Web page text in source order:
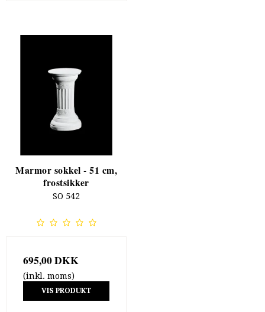
Marmor sokkel - 51 cm,
frostsikker
SO 542
695,00 DKK
(inkl. moms)
VIS PRODUKT